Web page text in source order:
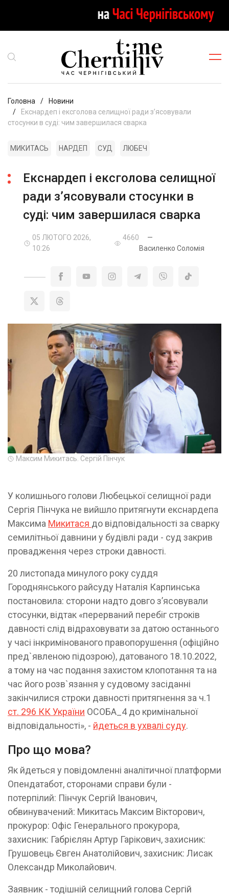
Головна
Новини
Екснардеп і ексголова селищної ради зʼясовували
стосунки в суді: чим завершилася сварка
МИКИТАСЬ НАРДЕП СУД ЛЮБЕЧ
Екснардеп і ексголова селищної
ради зʼясовували стосунки в
суді: чим завершилася сварка
05 ЛЮТОГО 2026,
10:26
4660
—
Василенко Соломія
Максим Микитась. Сергій Пінчук
У колишнього голови Любецької селищної ради
Сергія Пінчука не вийшло притягнути екснардепа
Максима Микитася до відповідальності за сварку
семилітньої давнини у будівлі ради - суд закрив
провадження через строки давності.
20 листопада минулого року суддя
Городнянського райсуду Наталія Карпинська
постановила: сторони надто довго зʼясовували
стосунки, відтак «перерваний перебіг строків
давності слід відраховувати за датою останнього
у часі інкримінованого правопорушення (офіційно
пред`явленою підозрою), датованого 18.10.2022,
а тому на час подання захистом клопотання та на
час його розв`язання у судовому засіданні
закінчилися строки давності притягнення за ч.1
ст. 296 КК України ОСОБА_4 до кримінальної
відповідальності», - йдеться в ухвалі суду.
Про що мова?
Як йдеться у повідомленні аналітичної платформи
Опендатабот, сторонами справи були -
потерпілий: Пінчук Сергій Іванович,
обвинувачений: Микитась Максим Вікторович,
прокурор: Офіс Генерального прокурора,
захисник: Габрієлян Артур Гарікович, захисник:
Грушовець Євген Анатолійович, захисник: Лисак
Олександр Миколайович.
Заявник - тодішній селищний голова Сергій